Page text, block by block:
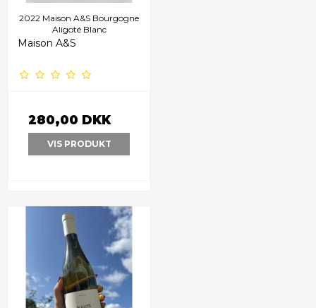
2022 Maison A&S Bourgogne
Aligoté Blanc
Maison A&S
280,00 DKK
VIS PRODUKT